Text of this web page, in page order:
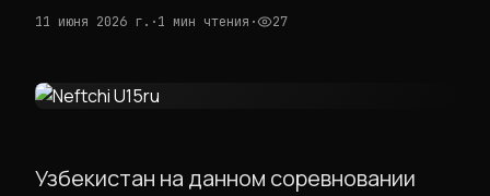
11 июня 2026 г. ·1 мин чтения · 27
Узбекистан на данном соревновании